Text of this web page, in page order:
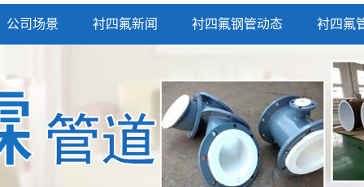
公司场景 衬四氟新闻 衬四氟钢管动态 衬四氟